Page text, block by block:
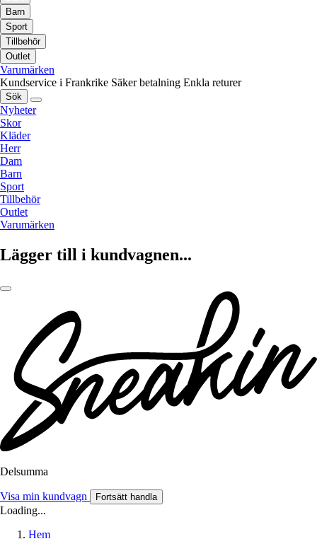
Barn
Sport
Tillbehör
Outlet
Varumärken
Kundservice i Frankrike Säker betalning Enkla returer
Sök
Nyheter
Skor
Kläder
Herr
Dam
Barn
Sport
Tillbehör
Outlet
Varumärken
Lägger till i kundvagnen...
Delsumma
Visa min kundvagn Fortsätt handla
Loading...
Hem